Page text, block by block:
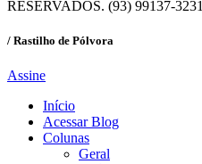
RESERVADOS. (93) 99137-3231
/ Rastilho de Pólvora
Assine
Início
Acessar Blog
Colunas
Geral